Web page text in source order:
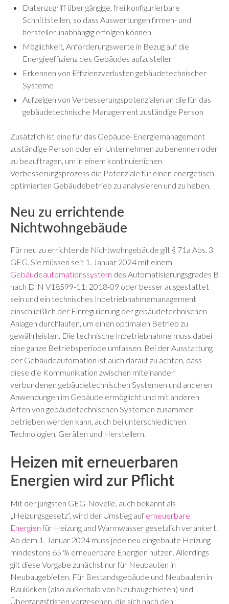
Datenzugriff über gängige, frei konfigurierbare
Schnittstellen, so dass Auswertungen firmen- und
herstellerunabhängig erfolgen können
Möglichkeit, Anforderungswerte in Bezug auf die
Energieeffizienz des Gebäudes aufzustellen
Erkennen von Effizienzverlusten gebäudetechnischer
Systeme
Aufzeigen von Verbesserungspotenzialen an die für das
gebäudetechnische Management zuständige Person
Zusätzlich ist eine für das Gebäude-Energiemanagement
zuständige Person oder ein Unternehmen zu benennen oder
zu beauftragen, um in einem kontinuierlichen
Verbesserungsprozess die Potenziale für einen energetisch
optimierten Gebäudebetrieb zu analysieren und zu heben.
Neu zu errichtende
Nichtwohngebäude
Für neu zu errichtende Nichtwohngebäude gilt § 71a Abs. 3
GEG. Sie müssen seit 1. Januar 2024 mit einem
Gebäudeautomationssystem des Automatisierungsgrades B
nach DIN V18599-11: 2018-09 oder besser ausgestattet
sein und ein technisches Inbetriebnahmemanagement
einschließlich der Einregulierung der gebäudetechnischen
Anlagen durchlaufen, um einen optimalen Betrieb zu
gewährleisten. Die technische Inbetriebnahme muss dabei
eine ganze Betriebsperiode umfassen. Bei der Ausstattung
der Gebäudeautomation ist auch darauf zu achten, dass
diese die Kommunikation zwischen miteinander
verbundenen gebäudetechnischen Systemen und anderen
Anwendungen im Gebäude ermöglicht und mit anderen
Arten von gebäudetechnischen Systemen zusammen
betrieben werden kann, auch bei unterschiedlichen
Technologien, Geräten und Herstellern.
Heizen mit erneuerbaren
Energien wird zur Pflicht
Mit der jüngsten GEG-Novelle, auch bekannt als
„Heizungsgesetz“, wird der Umstieg auf erneuerbare
Energien für Heizung und Warmwasser gesetzlich verankert.
Ab dem 1. Januar 2024 muss jede neu eingebaute Heizung
mindestens 65 % erneuerbare Energien nutzen. Allerdings
gilt diese Vorgabe zunächst nur für Neubauten in
Neubaugebieten. Für Bestandsgebäude und Neubauten in
Baulücken (also außerhalb von Neubaugebieten) sind
Übergangsfristen vorgesehen, die sich nach den